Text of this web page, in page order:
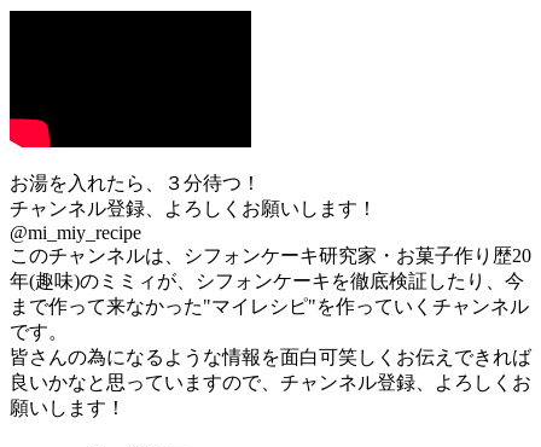
お湯を入れたら、３分待つ！
チャンネル登録、よろしくお願いします！
@mi_miy_recipe
このチャンネルは、シフォンケーキ研究家・お菓子作り歴20
年(趣味)のミミィが、シフォンケーキを徹底検証したり、今
まで作って来なかった"マイレシピ"を作っていくチャンネル
です。
皆さんの為になるような情報を面白可笑しくお伝えできれば
良いかなと思っていますので、チャンネル登録、よろしくお
願いします！